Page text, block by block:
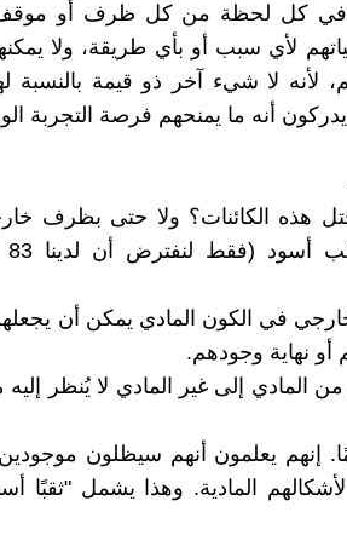
كل لحظة من كل ظرف أو موقف.
لأي سبب أو بأي طريقة، ولا
لأنه لا شيء آخر ذو قيمة بالنسبة
أنه ما يمنحهم فرصة التجربة
هذه الكائنات؟ ولا حتى بظرف
في الكون المادي يمكن أن
أو نهاية وجودهم.
من المادي إلى غير المادي لا يُنظر
إنهم يعلمون أنهم سيظلون
المادية. وهذا يشمل "ثقبًا